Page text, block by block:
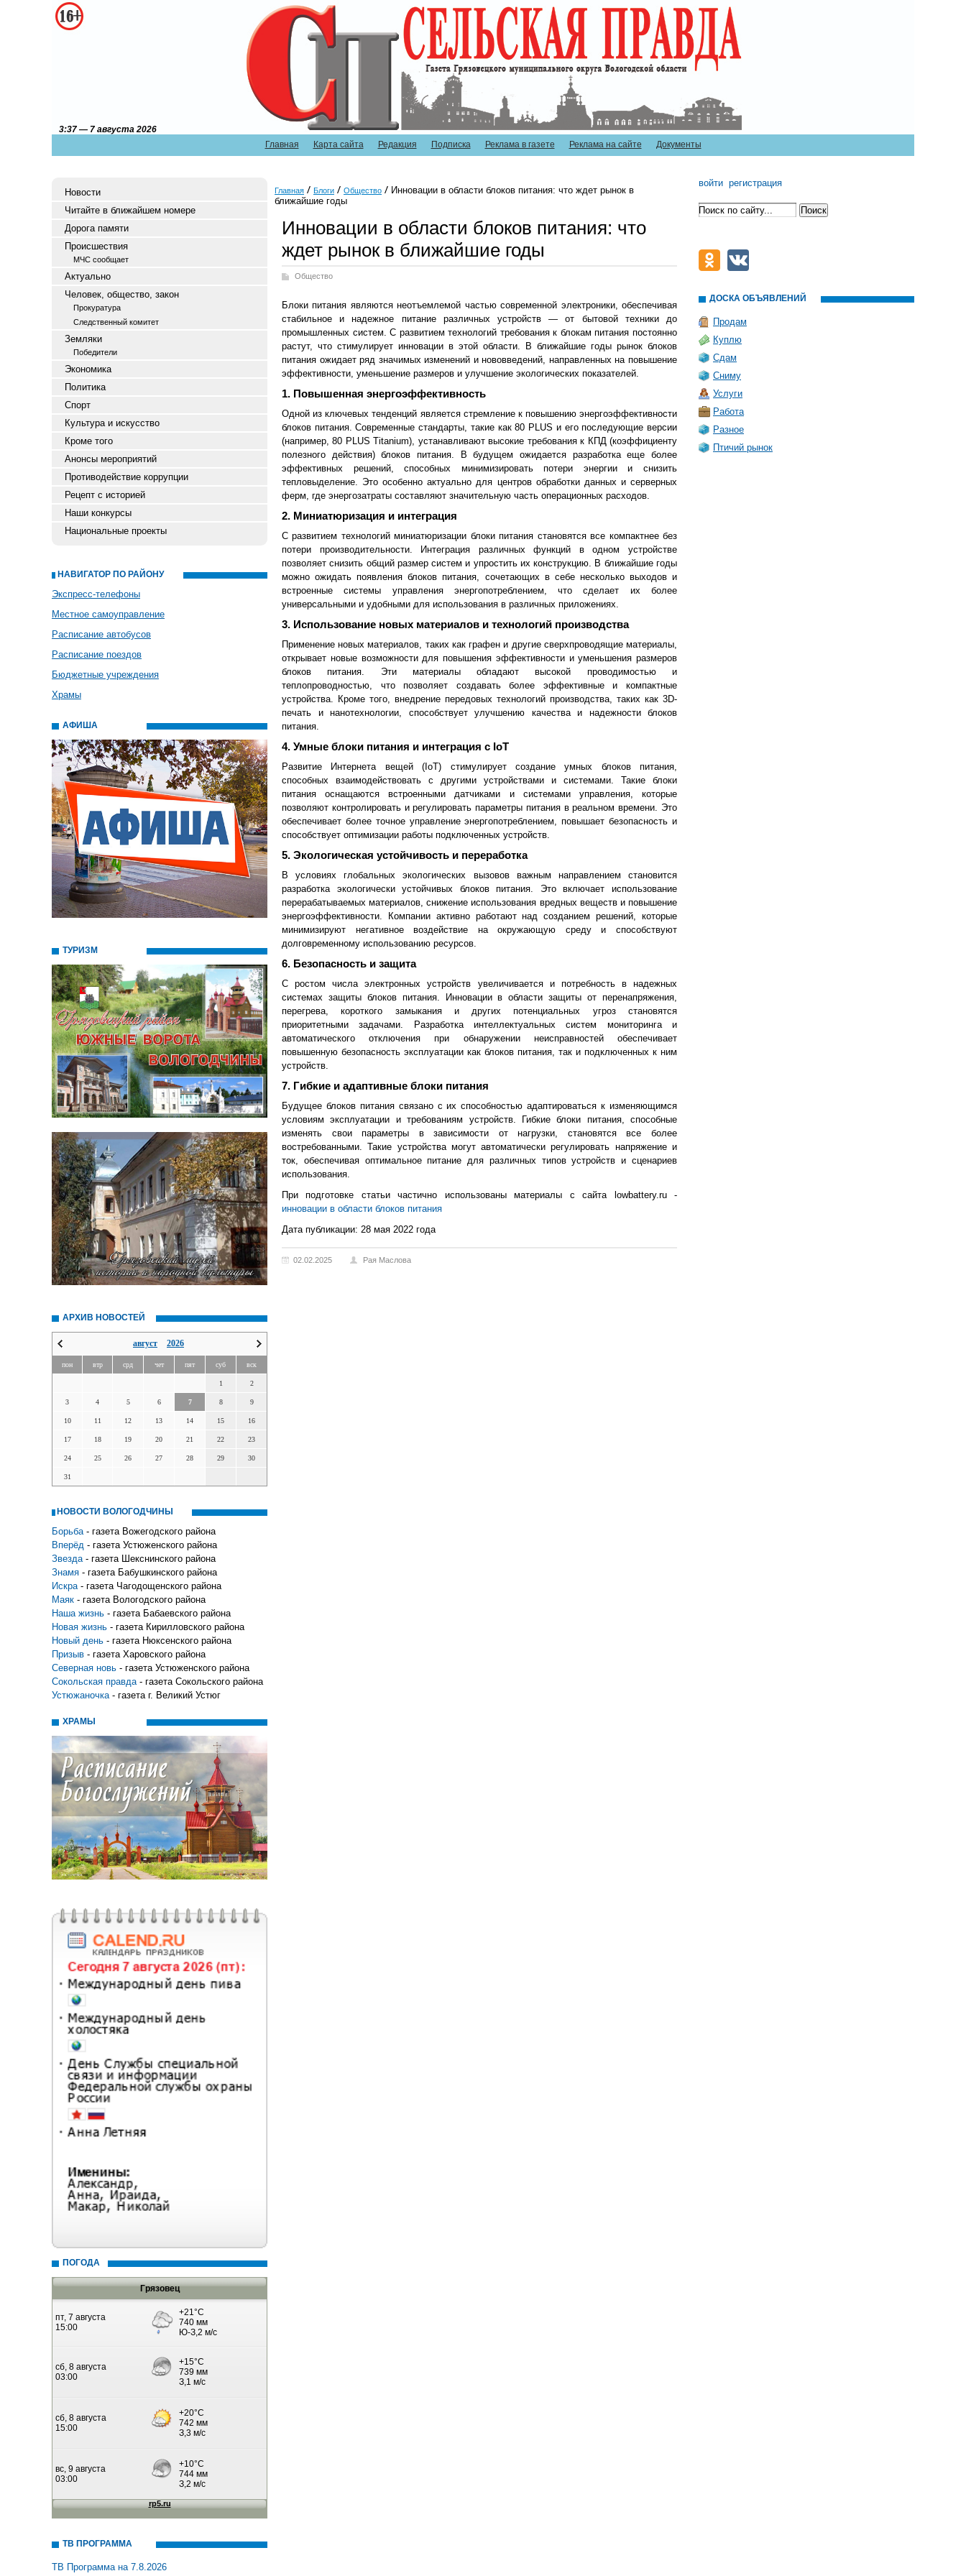
Главная Карта сайта Редакция Подписка Реклама в газете Реклама на сайте Документы
3:37 — 7 августа 2026
Новости
Читайте в ближайшем номере
Дорога памяти
Происшествия
МЧС сообщает
Актуально
Человек, общество, закон
Прокуратура
Следственный комитет
Земляки
Победители
Экономика
Политика
Спорт
Культура и искусство
Кроме того
Анонсы мероприятий
Противодействие коррупции
Рецепт с историей
Наши конкурсы
Национальные проекты
НАВИГАТОР ПО РАЙОНУ
Экспресс-телефоны
Местное самоуправление
Расписание автобусов
Расписание поездов
Бюджетные учреждения
Храмы
АФИША
ТУРИЗМ
АРХИВ НОВОСТЕЙ
август 2026
пон втр срд чет пят суб вск
1 2
3 4 5 6 7 8 9
10 11 12 13 14 15 16
17 18 19 20 21 22 23
24 25 26 27 28 29 30
31
НОВОСТИ ВОЛОГОДЧИНЫ
Борьба - газета Вожегодского района
Вперёд - газета Устюженского района
Звезда - газета Шекснинского района
Знамя - газета Бабушкинского района
Искра - газета Чагодощенского района
Маяк - газета Вологодского района
Наша жизнь - газета Бабаевского района
Новая жизнь - газета Кирилловского района
Новый день - газета Нюксенского района
Призыв - газета Харовского района
Северная новь - газета Устюженского района
Сокольская правда - газета Сокольского района
Устюжаночка - газета г. Великий Устюг
ХРАМЫ
ПОГОДА
Грязовец
ТВ ПРОГРАММА
ТВ Программа на 7.8.2026
Главная Блоги Общество
Инновации в области блоков питания: что ждет рынок в
ближайшие годы
Инновации в области блоков питания: что
ждет рынок в ближайшие годы
Общество
Блоки питания являются неотъемлемой частью современной электроники, обеспечивая
стабильное и надежное питание различных устройств — от бытовой техники до
промышленных систем. С развитием технологий требования к блокам питания постоянно
растут, что стимулирует инновации в этой области. В ближайшие годы рынок блоков
питания ожидает ряд значимых изменений и нововведений, направленных на повышение
эффективности, уменьшение размеров и улучшение экологических показателей.
1. Повышенная энергоэффективность
Одной из ключевых тенденций является стремление к повышению энергоэффективности
блоков питания. Современные стандарты, такие как 80 PLUS и его последующие версии
(например, 80 PLUS Titanium), устанавливают высокие требования к КПД (коэффициенту
полезного действия) блоков питания. В будущем ожидается разработка еще более
эффективных решений, способных минимизировать потери энергии и снизить
тепловыделение. Это особенно актуально для центров обработки данных и серверных
ферм, где энергозатраты составляют значительную часть операционных расходов.
2. Миниатюризация и интеграция
С развитием технологий миниатюризации блоки питания становятся все компактнее без
потери производительности. Интеграция различных функций в одном устройстве
позволяет снизить общий размер систем и упростить их конструкцию. В ближайшие годы
можно ожидать появления блоков питания, сочетающих в себе несколько выходов и
встроенные системы управления энергопотреблением, что сделает их более
универсальными и удобными для использования в различных приложениях.
3. Использование новых материалов и технологий производства
Применение новых материалов, таких как графен и другие сверхпроводящие материалы,
открывает новые возможности для повышения эффективности и уменьшения размеров
блоков питания. Эти материалы обладают высокой проводимостью и
теплопроводностью, что позволяет создавать более эффективные и компактные
устройства. Кроме того, внедрение передовых технологий производства, таких как 3D-
печать и нанотехнологии, способствует улучшению качества и надежности блоков
питания.
4. Умные блоки питания и интеграция с IoT
Развитие Интернета вещей (IoT) стимулирует создание умных блоков питания,
способных взаимодействовать с другими устройствами и системами. Такие блоки
питания оснащаются встроенными датчиками и системами управления, которые
позволяют контролировать и регулировать параметры питания в реальном времени. Это
обеспечивает более точное управление энергопотреблением, повышает безопасность и
способствует оптимизации работы подключенных устройств.
5. Экологическая устойчивость и переработка
В условиях глобальных экологических вызовов важным направлением становится
разработка экологически устойчивых блоков питания. Это включает использование
перерабатываемых материалов, снижение использования вредных веществ и повышение
энергоэффективности. Компании активно работают над созданием решений, которые
минимизируют негативное воздействие на окружающую среду и способствуют
долговременному использованию ресурсов.
6. Безопасность и защита
С ростом числа электронных устройств увеличивается и потребность в надежных
системах защиты блоков питания. Инновации в области защиты от перенапряжения,
перегрева, короткого замыкания и других потенциальных угроз становятся
приоритетными задачами. Разработка интеллектуальных систем мониторинга и
автоматического отключения при обнаружении неисправностей обеспечивает
повышенную безопасность эксплуатации как блоков питания, так и подключенных к ним
устройств.
7. Гибкие и адаптивные блоки питания
Будущее блоков питания связано с их способностью адаптироваться к изменяющимся
условиям эксплуатации и требованиям устройств. Гибкие блоки питания, способные
изменять свои параметры в зависимости от нагрузки, становятся все более
востребованными. Такие устройства могут автоматически регулировать напряжение и
ток, обеспечивая оптимальное питание для различных типов устройств и сценариев
использования.
При подготовке статьи частично использованы материалы с сайта lowbattery.ru -
инновации в области блоков питания
Дата публикации: 28 мая 2022 года
02.02.2025 Рая Маслова
войти регистрация
ДОСКА ОБЪЯВЛЕНИЙ
Продам
Куплю
Сдам
Сниму
Услуги
Работа
Разное
Птичий рынок